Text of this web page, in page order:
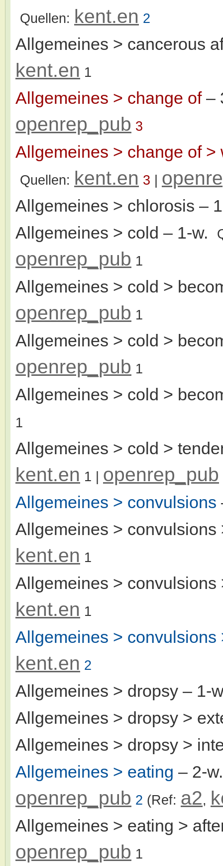
Quellen: kent.en 2
Allgemeines > cancerous
kent.en 1
Allgemeines > change of–
openrep_pub 3
Allgemeines > change of
Quellen: kent.en 3 |
Allgemeines > chlorosis –
Allgemeines > cold – 1-w.
openrep_pub 1
Allgemeines > cold >
openrep_pub 1
Allgemeines > cold >
openrep_pub 1
Allgemeines > cold >
1
Allgemeines > cold >
kent.en 1 | openrep_pub
Allgemeines > convulsions
Allgemeines > convulsions
kent.en 1
Allgemeines > convulsions
kent.en 1
Allgemeines > convulsions
kent.en 2
Allgemeines > dropsy – 1-
Allgemeines > dropsy >
Allgemeines > dropsy >
Allgemeines > eating – 2-
openrep_pub 2 (Ref: a2,
Allgemeines > eating >
openrep_pub 1